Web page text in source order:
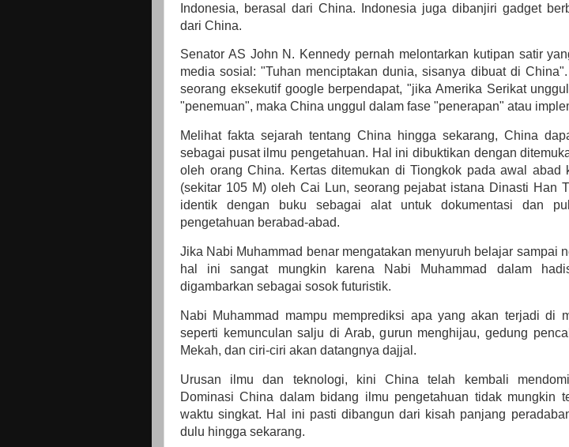
Indonesia, berasal dari China. Indonesia juga dibanjiri gadget
dari China.
Senator AS John N. Kennedy pernah melontarkan kutipan satir
media sosial: "Tuhan menciptakan dunia, sisanya dibuat di
seorang eksekutif google berpendapat, "jika Amerika Serikat
"penemuan", maka China unggul dalam fase "penerapan" atau
Melihat fakta sejarah tentang China hingga sekarang, China
sebagai pusat ilmu pengetahuan. Hal ini dibuktikan dengan
oleh orang China. Kertas ditemukan di Tiongkok pada awal abad
(sekitar 105 M) oleh Cai Lun, seorang pejabat istana Dinasti Han
identik dengan buku sebagai alat untuk dokumentasi dan
pengetahuan berabad-abad.
Jika Nabi Muhammad benar mengatakan menyuruh belajar sampai
hal ini sangat mungkin karena Nabi Muhammad dalam
digambarkan sebagai sosok futuristik.
Nabi Muhammad mampu memprediksi apa yang akan terjadi di
seperti kemunculan salju di Arab, gurun menghijau, gedung
Mekah, dan ciri-ciri akan datangnya dajjal.
Urusan ilmu dan teknologi, kini China telah kembali
Dominasi China dalam bidang ilmu pengetahuan tidak mungkin
waktu singkat. Hal ini pasti dibangun dari kisah panjang
dulu hingga sekarang.